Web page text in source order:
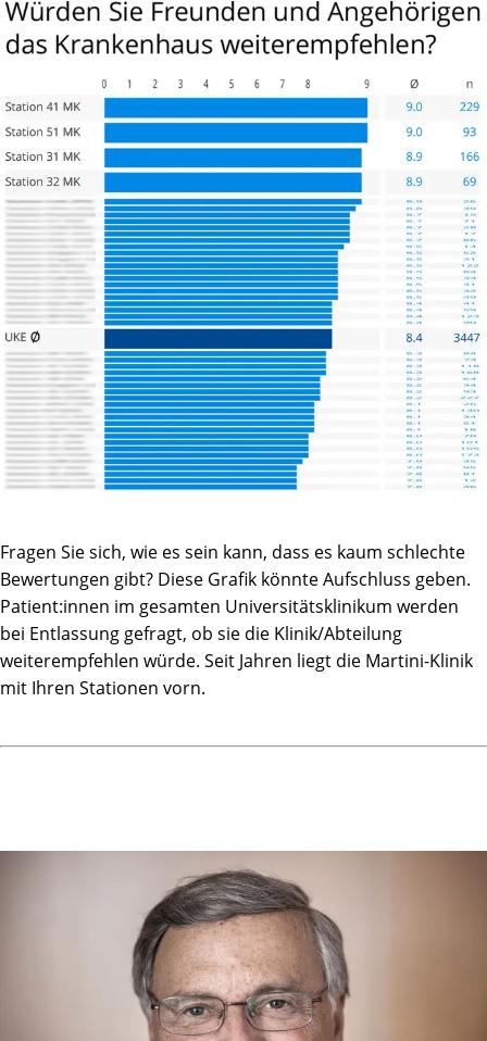
Danke an das gesamt Martini-Team.
aufkamen. Wegen Histologie. Meine Bitte um Rückruf. Und
keine 15 Minuten später rief mich Prof. Dr. Tilki per Telefon
zurück. Top.
Fragen Sie sich, wie es sein kann, dass es kaum schlechte
Bewertungen gibt? Diese Grafik könnte Aufschluss geben.
Patient:innen im gesamten Universitätsklinikum werden
bei Entlassung gefragt, ob sie die Klinik/Abteilung
weiterempfehlen würde. Seit Jahren liegt die Martini-Klinik
mit Ihren Stationen vorn.